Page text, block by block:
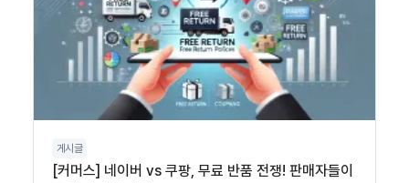
게시글
[커머스] 네이버 vs 쿠팡, 무료 반품 전쟁! 판매자들이